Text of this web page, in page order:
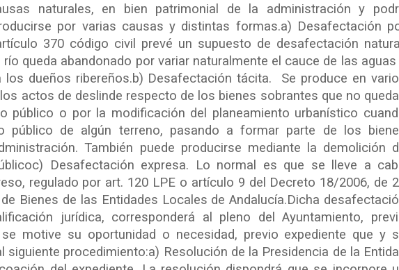
naturales, en bien patrimonial de la administración y
por varias causas y distintas formas.a) Desafectación
370 código civil prevé un supuesto de desafectación
queda abandonado por variar naturalmente el cauce de las aguas
los dueños ribereños.b) Desafectación tácita. Se produce en
actos de deslinde respecto de los bienes sobrantes que no
público o por la modificación del planeamiento urbanístico
público de algún terreno, pasando a formar parte de los
También puede producirse mediante la demolición
Desafectación expresa. Lo normal es que se lleve a
regulado por art. 120 LPE o artículo 9 del Decreto 18/2006, de
Bienes de las Entidades Locales de Andalucía.Dicha
jurídica, corresponderá al pleno del Ayuntamiento,
motive su oportunidad o necesidad, previo expediente que y
siguiente procedimiento:a) Resolución de la Presidencia de la